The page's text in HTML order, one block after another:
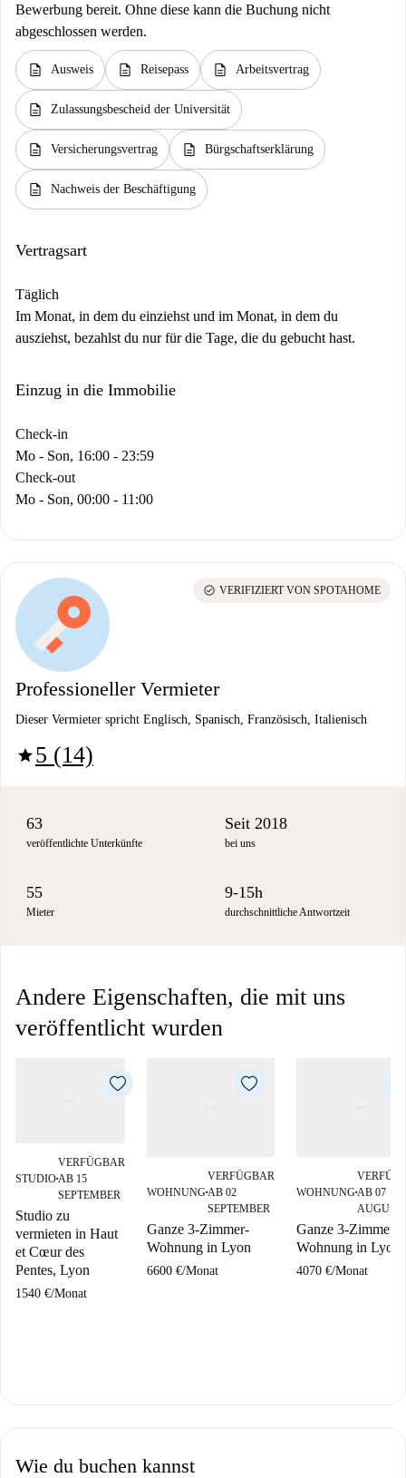
Bewerbung bereit. Ohne diese kann die Buchung nicht
abgeschlossen werden.
description Ausweis description Reisepass description Arbeitsvertrag
description Zulassungsbescheid der Universität
description Versicherungsvertrag description Bürgschaftserklärung
description Nachweis der Beschäftigung
Vertragsart
Täglich
Im Monat, in dem du einziehst und im Monat, in dem du
ausziehst, bezahlst du nur für die Tage, die du gebucht hast.
Einzug in die Immobilie
Check-in
Mo - Son, 16:00 - 23:59
Check-out
Mo - Son, 00:00 - 11:00
Professioneller Vermieter
Dieser Vermieter spricht Englisch, Spanisch, Französisch, Italienisch
star5 (14)
check_circle VERIFIZIERT VON SPOTAHOME
63
veröffentlichte Unterkünfte
Seit 2018
bei uns
55
Mieter
9-15h
durchschnittliche Antwortzeit
Andere Eigenschaften, die mit uns
veröffentlicht wurden
STUDIO■
VERFÜGBAR
AB 15
SEPTEMBER
Studio zu
vermieten in Haut
et Cœur des
Pentes, Lyon
1540 €/Monat
WOHNUNG■
VERFÜGBAR
AB 02
SEPTEMBER
Ganze 3-Zimmer-
Wohnung in Lyon
6600 €/Monat
WOHNUNG■AB 07
AUGUST
Ganze 3-Zimmer-
Wohnung in Lyon
4070 €/Monat
Wie du buchen kannst